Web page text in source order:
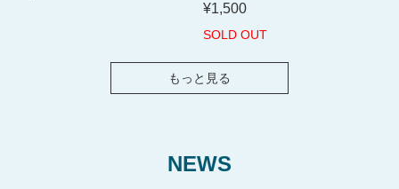
¥1,500
SOLD OUT
もっと見る
NEWS